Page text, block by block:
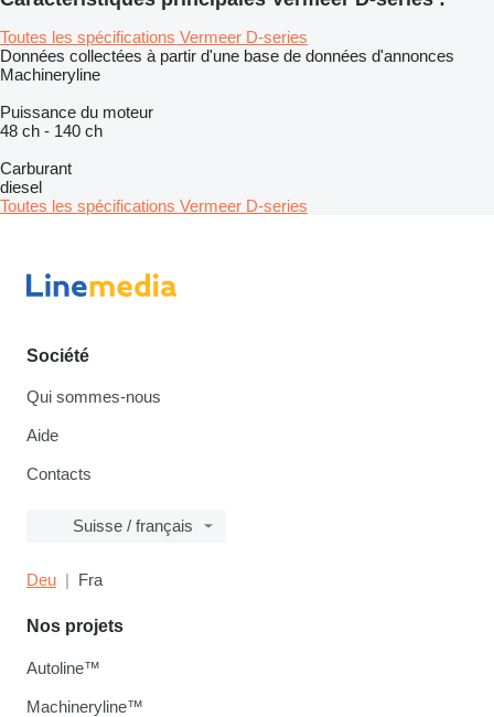
Toutes les spécifications Vermeer D-series
Données collectées à partir d'une base de données d'annonces
Machineryline
Puissance du moteur
48 ch - 140 ch
Carburant
diesel
Toutes les spécifications Vermeer D-series
Société
Qui sommes-nous
Aide
Contacts
Suisse / français
Deu Fra
Nos projets
Autoline™
Machineryline™